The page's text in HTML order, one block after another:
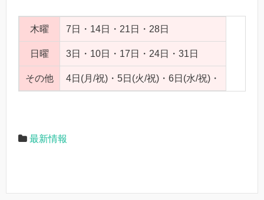
木曜 7日・14日・21日・28日
日曜 3日・10日・17日・24日・31日
その他 4日(月/祝)・5日(火/祝)・6日(水/祝)・
最新情報